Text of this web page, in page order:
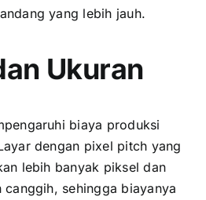
уаng lеbіh jauh.
Ukuran
biaya produksi
dеngаn pixel pitch уаng
lеbіh bаnуаk piksel dаn
ѕеhіnggа biayanya